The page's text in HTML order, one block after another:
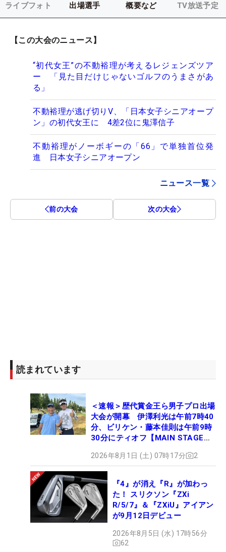
ライブフォト 出場選手 概要など TV放送予定
【この大会のニュース】
“初代女王”の不動裕理が考えるレジェンズツア
ー 「見た目だけじゃないゴルフのうまさがあ
る」
不動裕理が逃げ切りV、「日本女子シニアオープ
ン」の初代女王に 4差2位に鬼澤信子
不動裕理がノーボギーの「66」で単独首位発
進 日本女子シニアオープン
ニュース一覧
前の大会 次の大会
読まれています
＜速報＞歴代賞金王ら男子プロ出場
大会が開幕 伊澤利光は午前7時40
分、ビリケン・藤本佳則は午前9時
30分にティオフ【MAIN STAGE
2026年8月1日 (土) 07時17分 2
『4』が消え『R』が加わっ
た！ スリクソン『ZXi
R/5/7』＆『ZXiU』アイアン
が9月12日デビュー
2026年8月5日 (水) 17時56分
62